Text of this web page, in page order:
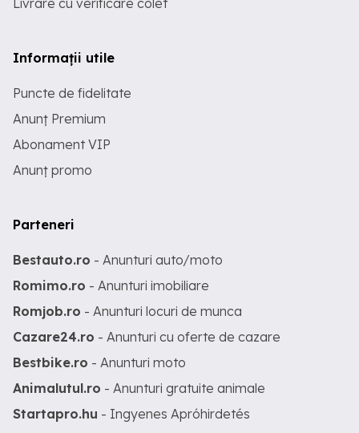
Livrare cu verificare colet
Informații utile
Puncte de fidelitate
Anunț Premium
Abonament VIP
Anunț promo
Parteneri
Bestauto.ro - Anunturi auto/moto
Romimo.ro - Anunturi imobiliare
Romjob.ro - Anunturi locuri de munca
Cazare24.ro - Anunturi cu oferte de cazare
Bestbike.ro - Anunturi moto
Animalutul.ro - Anunturi gratuite animale
Startapro.hu - Ingyenes Apróhirdetés